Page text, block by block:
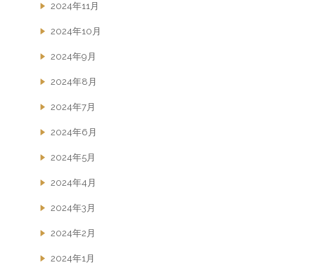
2024年11月
2024年10月
2024年9月
2024年8月
2024年7月
2024年6月
2024年5月
2024年4月
2024年3月
2024年2月
2024年1月